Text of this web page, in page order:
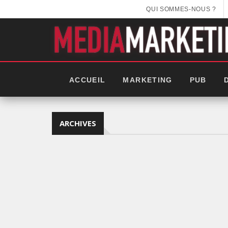
QUI SOMMES-NOUS ?
ACCUEIL MARKETING PUB
ARCHIVES